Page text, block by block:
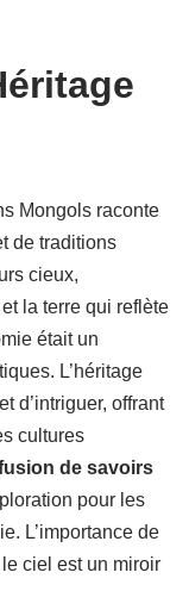
Mongols raconte
de traditions
cieux,
la terre qui reflète
était un
L’héritage
d’intriguer, offrant
cultures
de savoirs
pour les
L’importance de
ciel est un miroir